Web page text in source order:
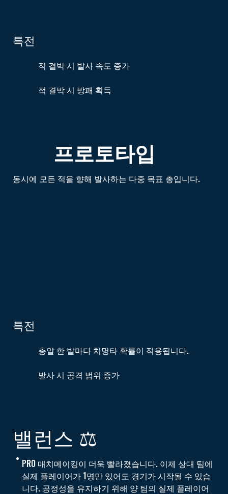
특전
적 결박 시 발사 속도 증가
적 결박 시 방패 획득
프로토타입
동시에 모든 적을 향해 발사하는 다중 목표 총입니다.
특전
총알 한 발마다 치명타 확률이 적용됩니다.
발사 시 공격 범위 증가
밸런스 ⚖️
PRO 매치메이킹이 더욱 빨라졌습니다. 이제 상대 팀에
실제 플레이어가 1명만 있어도 경기가 시작될 수 있습
니다. 공정성을 유지하기 위해 양 팀의 실제 플레이어